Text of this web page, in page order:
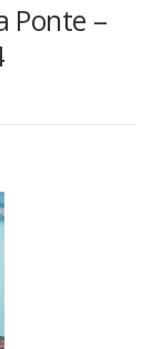
Ponte –